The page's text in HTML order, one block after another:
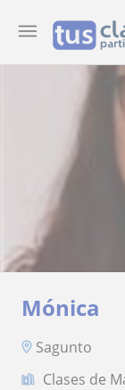
Mónica
Sagunto
Clases de